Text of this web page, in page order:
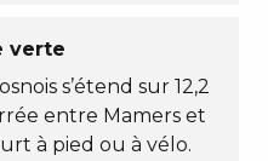
verte
s’étend sur 12,2
entre Mamers et
à pied ou à vélo.